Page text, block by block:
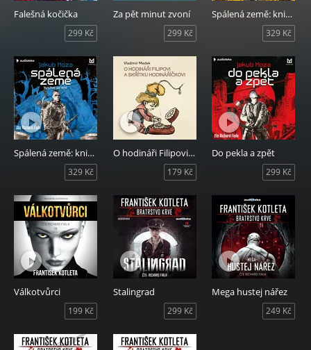
Falešná kočička
299 Kč
Za pět minut zvoní
299 Kč
Spálená země: kniha druhá
329 Kč
Spálená země: kniha první
329 Kč
O hodináři Filipovi a skřítku Hodináříčkovi
179 Kč
Do pekla a zpět
299 Kč
Válkotvůrci
199 Kč
Stalingrad
299 Kč
Mega hustej nářez
249 Kč